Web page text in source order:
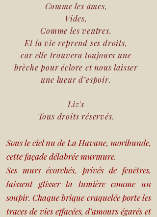
Comme les âmes,
Vides,
Comme les ventres.
Et la vie reprend ses droits,
car elle trouvera toujours une
brèche pour éclore et nous laisser
une lueur d’espoir.
Liz's
Tous droits réservés.
Sous le ciel nu de La Havane, moribunde,
cette façade délabrée murmure.
Ses murs écorchés, privés de fenêtres,
laissent glisser la lumière comme un
soupir. Chaque brique craquelée porte les
traces de vies effacées, d’amours égarés et